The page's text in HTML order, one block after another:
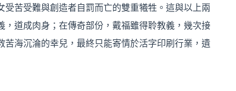
苦受難與創造者自罰而亡的雙重犧牲。這與以上兩
道成肉身；在傳奇部份，戴福雖得聆教義，幾次接
海沉淪的幸兒，最終只能寄情於活字印刷行業，遺